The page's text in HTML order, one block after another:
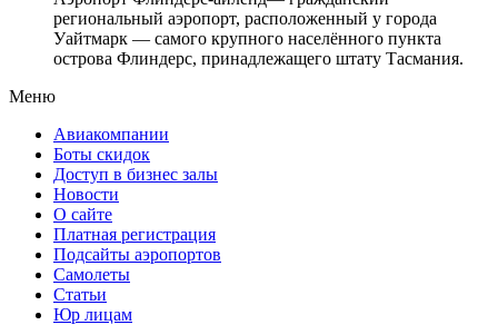
региональный аэропорт, расположенный у города
Уайтмарк — самого крупного населённого пункта
острова Флиндерс, принадлежащего штату Тасмания.
Меню
Авиакомпании
Боты скидок
Доступ в бизнес залы
Новости
О сайте
Платная регистрация
Подсайты аэропортов
Самолеты
Статьи
Юр лицам